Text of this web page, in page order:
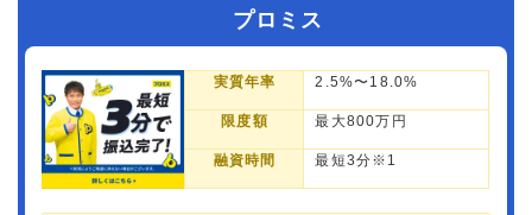
プロミス
実質年率 2.5%〜18.0%
限度額 最大800万円
融資時間 最短3分※1